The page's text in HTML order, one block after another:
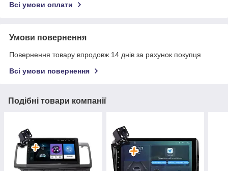
Всі умови оплати
Умови повернення
Повернення товару впродовж 14 днів за рахунок покупця
Всі умови повернення
Подібні товари компанії